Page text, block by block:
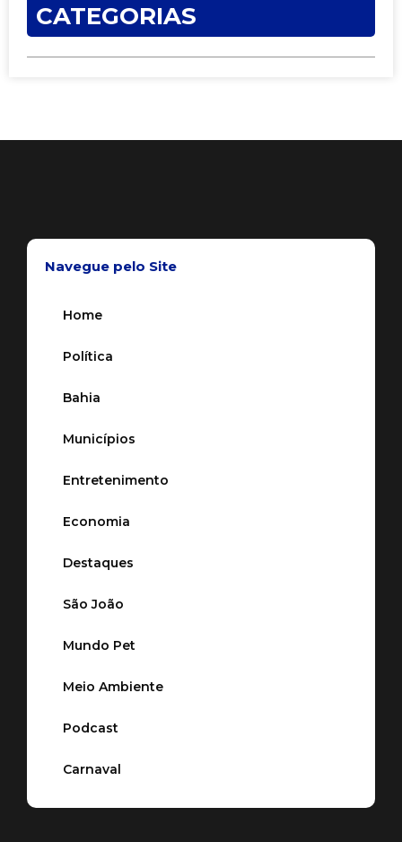
CATEGORIAS
Navegue pelo Site
Home
Política
Bahia
Municípios
Entretenimento
Economia
Destaques
São João
Mundo Pet
Meio Ambiente
Podcast
Carnaval